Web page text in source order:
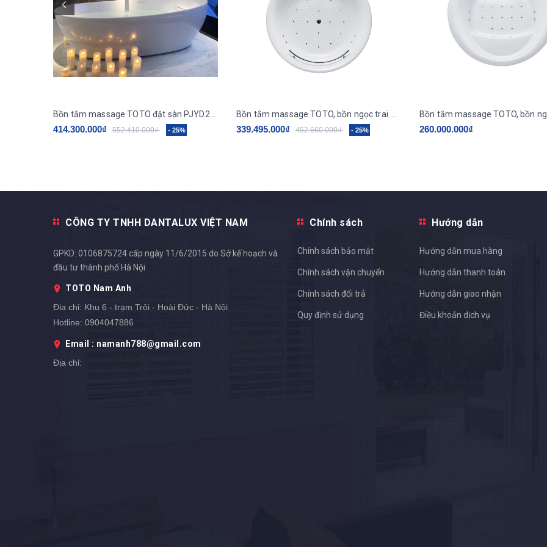
414.300.000₫ 552.410.000₫ - 25% 339.495.000₫ 452.660.000₫ - 25% 260.000.000₫
CÔNG TY TNHH DANTALUX VIỆT NAM
GPKD: 0106875724 cấp ngày 11/6/2015 do Sở kế hoạch và
đầu tư thành phố Hà Nội
TOTO Nam Anh
Địa chỉ: Khu 6 - trạm Trôi - Hoài Đức - Hà Nội
Hotline: 0904047886
Email : namanh788@gmail.com
Địa chỉ:
Chính sách
Chính sách bảo mật
Chính sách vận chuyển
Chính sách đổi trả
Quy định sử dụng
Hướng dẫn
Hướng dẫn mua hàng
Hướng dẫn thanh toán
Hướng dẫn giao nhận
Điều khoản dịch vụ